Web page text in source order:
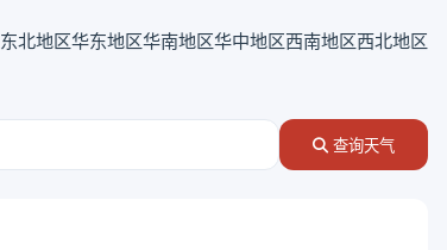
东北地区华东地区华南地区华中地区西南地区西北地区
查询天气